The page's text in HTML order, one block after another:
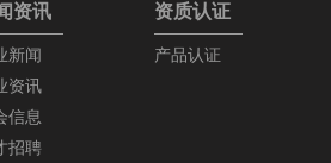
资讯
新闻
资讯
信息
招聘
资质认证
产品认证